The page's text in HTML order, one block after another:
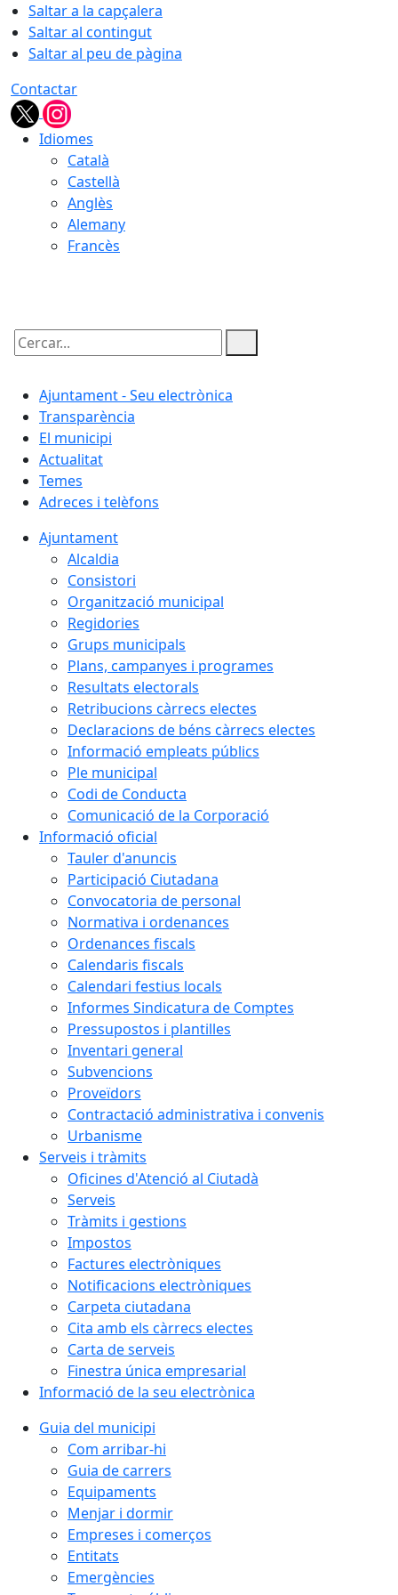
Saltar a la capçalera
Saltar al contingut
Saltar al peu de pàgina
Contactar
Idiomes
Català
Castellà
Anglès
Alemany
Francès
Cercar:
Ajuntament - Seu electrònica
Transparència
El municipi
Actualitat
Temes
Adreces i telèfons
Ajuntament
Alcaldia
Consistori
Organització municipal
Regidories
Grups municipals
Plans, campanyes i programes
Resultats electorals
Retribucions càrrecs electes
Declaracions de béns càrrecs electes
Informació empleats públics
Ple municipal
Codi de Conducta
Comunicació de la Corporació
Informació oficial
Tauler d'anuncis
Participació Ciutadana
Convocatoria de personal
Normativa i ordenances
Ordenances fiscals
Calendaris fiscals
Calendari festius locals
Informes Sindicatura de Comptes
Pressupostos i plantilles
Inventari general
Subvencions
Proveïdors
Contractació administrativa i convenis
Urbanisme
Serveis i tràmits
Oficines d'Atenció al Ciutadà
Serveis
Tràmits i gestions
Impostos
Factures electròniques
Notificacions electròniques
Carpeta ciutadana
Cita amb els càrrecs electes
Carta de serveis
Finestra única empresarial
Informació de la seu electrònica
Guia del municipi
Com arribar-hi
Guia de carrers
Equipaments
Menjar i dormir
Empreses i comerços
Entitats
Emergències